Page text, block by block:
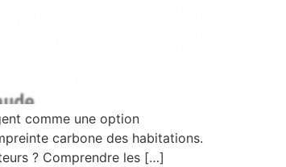
comme une option
carbone des habitations.
? Comprendre les […]